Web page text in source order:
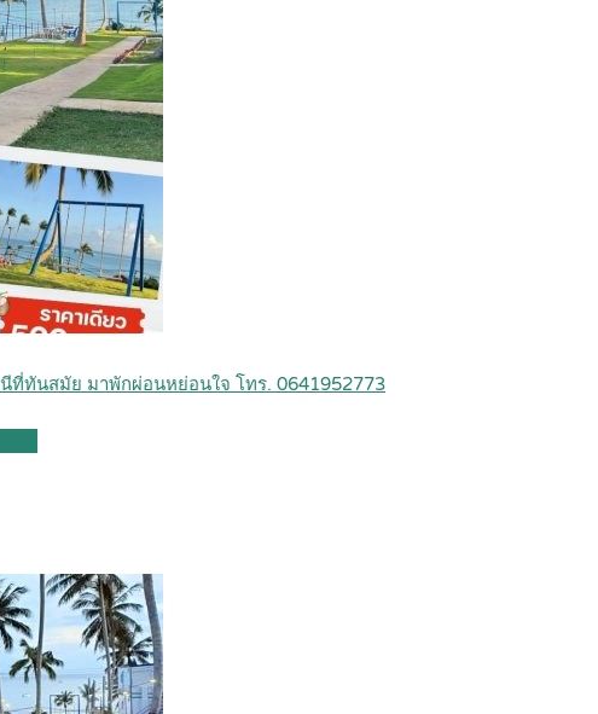
ที่ทันสมัย มาพักผ่อนหย่อนใจ โทร. 0641952773